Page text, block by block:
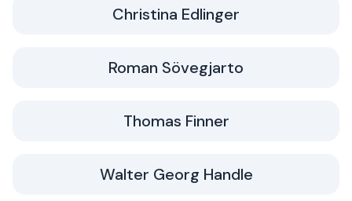
Christina Edlinger
Roman Sövegjarto
Thomas Finner
Walter Georg Handle